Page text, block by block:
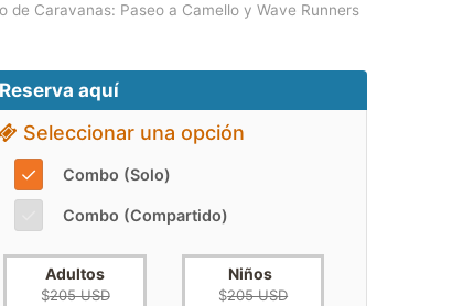
de Caravanas: Paseo a Camello y Wave Runners
Reserva aquí
Seleccionar una opción
✓
Combo (Solo)
Combo (Compartido)
Adultos
$205 USD
Niños
$205 USD